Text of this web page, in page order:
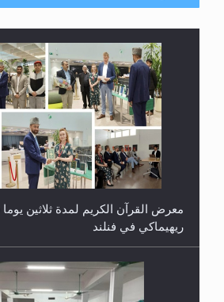
معرض القرآن الكريم لمدة ثلاثين
ريهيماكي في فنلند